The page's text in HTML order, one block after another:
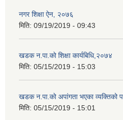
नगर शिक्षा ऐन, २०७६
मिति: 09/19/2019 - 09:43
खडक न.पा.को शिक्षा कार्यबिधि,२०७४
मिति: 05/15/2019 - 15:03
खडक न.पा.को अपांगता भएका व्यक्तिको
मिति: 05/15/2019 - 15:01